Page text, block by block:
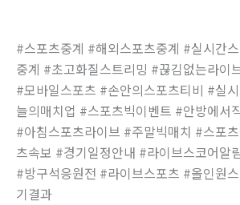
#스포츠중계 #해외스포츠중계 #실시간
중계 #초고화질스트리밍 #끊김없는라이
#모바일스포츠 #손안의스포츠티비 #실
늘의매치업 #스포츠빅이벤트 #안방에서
#아침스포츠라이브 #주말빅매치 #스포
츠속보 #경기일정안내 #라이브스코어알
#방구석응원전 #라이브스포츠 #올인원
기결과